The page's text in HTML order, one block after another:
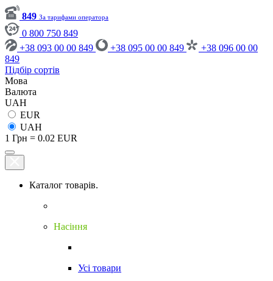
849 За тарифами оператора
0 800 750 849
+38 093 00 00 849
+38 095 00 00 849
+38 096 00 00
849
Підбір сортів
Мова
Валюта
UAH
EUR
UAH
1 Грн = 0.02 EUR
Каталог товарів.
Насіння
Усі товари